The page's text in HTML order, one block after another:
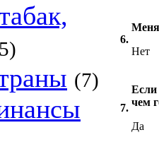
(7)
6.
Нет
7.
Если
чем
Да